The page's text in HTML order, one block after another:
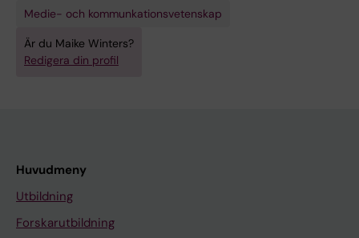
Medie- och kommunkationsvetenskap
Är du Maike Winters?
Redigera din profil
Huvudmeny
Utbildning
Forskarutbildning